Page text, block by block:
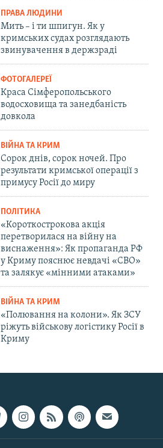
ПРАВА ЛЮДИНИ
Мить – і ти шпигун. Як у
кримських судах розглядають
звинувачення в держзраді
ФОТОГАЛЕРЕЇ
Краса Сімферопольського
водосховища та занедбаність
довкола
ВІЙНА ТА КРИМ
Сорок днів, сорок ночей. Про
результати кримської операції з
примусу Росії до миру
ПОЛІТИКА
«Короткострокова акція
перетворилася на війну на
виснаження»: Як пропаганда РФ
у Криму пояснює невдачі «СВО»
та залякує «мінними атаками»
ВІЙНА ТА КРИМ
«Полювання на колони». Як ЗСУ
ріжуть військову логістику Росії в
Криму